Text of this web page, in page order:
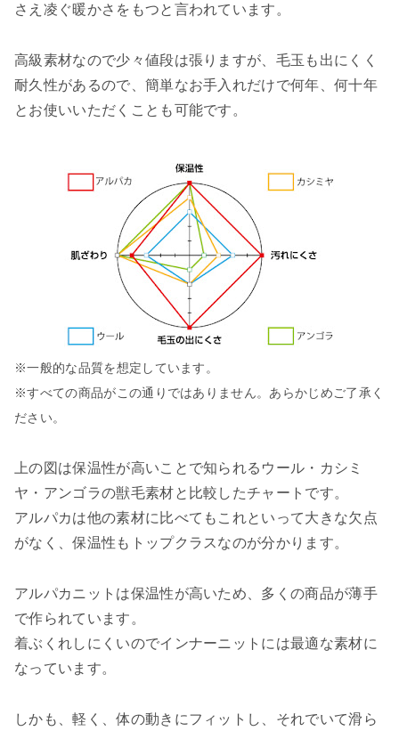
さえ凌ぐ暖かさをもつと言われています。
高級素材なので少々値段は張りますが、毛玉も出にくく
耐久性があるので、簡単なお手入れだけで何年、何十年
とお使いいただくことも可能です。
※一般的な品質を想定しています。
※すべての商品がこの通りではありません。あらかじめご了承く
ださい。
上の図は保温性が高いことで知られるウール・カシミ
ヤ・アンゴラの獣毛素材と比較したチャートです。
アルパカは他の素材に比べてもこれといって大きな欠点
がなく、保温性もトップクラスなのが分かります。
アルパカニットは保温性が高いため、多くの商品が薄手
で作られています。
着ぶくれしにくいのでインナーニットには最適な素材に
なっています。
しかも、軽く、体の動きにフィットし、それでいて滑ら